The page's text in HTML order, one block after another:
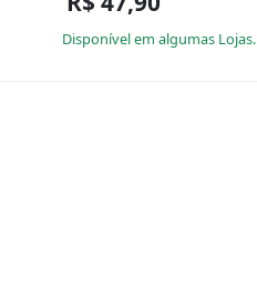
Disponível em algumas Lojas.